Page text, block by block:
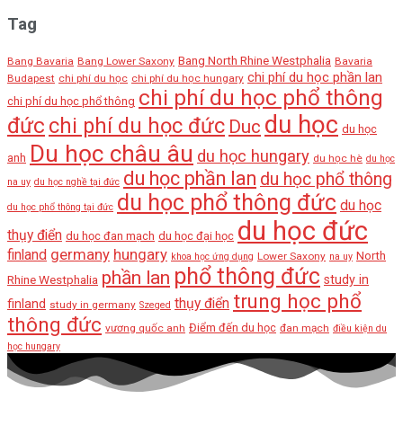
Tag
Bang Bavaria Bang Lower Saxony Bang North Rhine Westphalia Bavaria
Budapest chi phí du học chi phí du học hungary chi phí du học phần lan
chi phí du học phổ thông chi phí du học phổ thông
đức chi phí du học đức Duc du học du học
anh Du học châu âu du học hungary du học hè du học
na uy du học nghề tại đức du học phần lan du học phổ thông
du học phổ thông tại đức du học phổ thông đức du học
thụy điển du học đan mạch du học đại học du học đức
finland germany hungary khoa học ứng dụng Lower Saxony na uy North
Rhine Westphalia phần lan phổ thông đức study in
finland study in germany Szeged thụy điển trung học phổ
thông đức vương quốc anh Điểm đến du học đan mạch điều kiện du
học hungary